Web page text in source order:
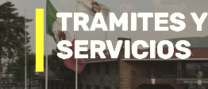
TRAMITES Y
SERVICIOS